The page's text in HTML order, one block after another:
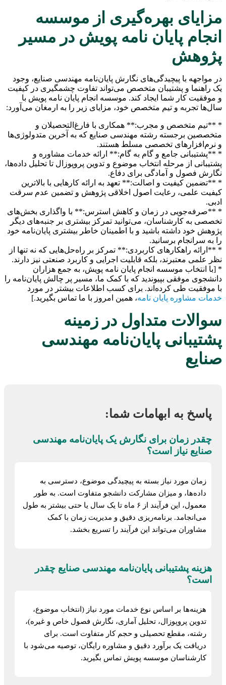
مزایای بهره‌گیری از موسسه
انجام پایان نامه پویش در مسیر
پژوهش
در مواجهه با پیچیدگی‌های نگارش پایان‌نامه مهندسی صنایع، وجود
یک راهنما و پشتیبان متخصص می‌تواند تفاوت چشمگیری در کیفیت
و موفقیت کار شما ایجاد کند. موسسه انجام پایان نامه پویش با
سال‌ها تجربه و تیم متخصص خود، مزایای زیر را به ارمغان می‌آورد:
* **تیم متخصص و مجرب:** همکاری با فارغ‌التحصیلان و
متخصصین برجسته رشته مهندسی صنایع که به آخرین متدولوژی‌ها
و نرم‌افزارهای تخصصی مسلط هستند.
* **پشتیبانی جامع و گام به گام:** ارائه خدمات مشاوره و
پشتیبانی از مرحله انتخاب موضوع و تدوین پروپوزال تا تحلیل داده‌ها،
نگارش فصول و آمادگی برای دفاع.
* **تضمین کیفیت و اصالت:** تعهد به ارائه کارهایی با بالاترین
کیفیت علمی، رعایت اصول اخلاقی پژوهش و تضمین عدم سرقت
ادبی.
* **صرفه‌جویی در زمان و کاهش استرس:** با واگذاری بخش‌های
تخصصی به کارشناسان، می‌توانید تمرکز بیشتری بر جنبه‌های دیگر
پژوهش خود داشته باشید و با اطمینان خاطر بیشتری پایان‌نامه خود
را به سرانجام برسانید.
* **ارائه راهکارهای کاربردی:** تمرکز بر راه‌حل‌هایی که نه تنها از
نظر علمی معتبرند، بلکه قابلیت اجرایی و کاربرد صنعتی نیز دارند.
* [با انتخاب موسسه انجام پایان نامه پویش، به جمع هزاران
دانشجوی موفقی بپیوندید که با کمک ما، مسیر پر چالش پایان‌نامه را
با موفقیت طی کرده‌اند. برای کسب اطلاعات بیشتر در مورد
خدمات مشاوره پایان نامه، همین امروز با ما تماس بگیرید.]
سوالات متداول در زمینه
پشتیبانی پایان‌نامه مهندسی
صنایع
پاسخ به ابهامات شما:
چقدر زمان برای نگارش یک پایان‌نامه مهندسی
صنایع نیاز است؟
زمان مورد نیاز بسته به پیچیدگی موضوع، دسترسی به
داده‌ها، و میزان مشارکت دانشجو متفاوت است. به طور
معمول، این فرآیند از ۶ ماه تا یک سال یا حتی بیشتر به طول
می‌انجامد. برنامه‌ریزی دقیق و مدیریت زمان با کمک
مشاوران می‌تواند این فرآیند را تسریع بخشد.
هزینه پشتیبانی پایان‌نامه مهندسی صنایع چقدر
است؟
هزینه‌ها بر اساس نوع خدمات مورد نیاز (انتخاب موضوع،
تدوین پروپوزال، تحلیل آماری، نگارش فصول خاص و غیره)،
رشته، مقطع تحصیلی و حجم کار متفاوت است. برای
دریافت یک برآورد دقیق و مشاوره رایگان، توصیه می‌شود با
کارشناسان موسسه پویش تماس بگیرید.